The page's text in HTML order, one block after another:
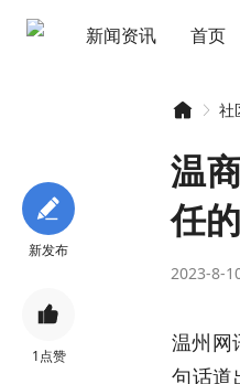
新闻资讯 首页
新发布

1点赞
智 »
社
温
任
2023-8-
温州网
句话道